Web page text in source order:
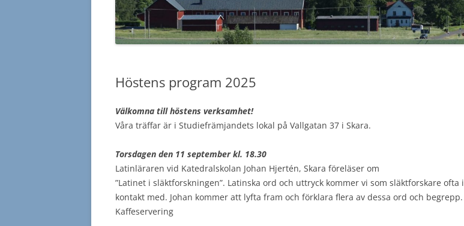
Höstens program 2025
Välkomna till höstens verksamhet!
Våra träffar är i Studiefrämjandets lokal på Vallgatan 37 i Skara.
Torsdagen den 11 september kl. 18.30
Latinläraren vid Katedralskolan Johan Hjertén, Skara föreläser om
”Latinet i släktforskningen”. Latinska ord och uttryck kommer vi som släktforskare ofta i
kontakt med. Johan kommer att lyfta fram och förklara flera av dessa ord och begrepp.
Kaffeservering